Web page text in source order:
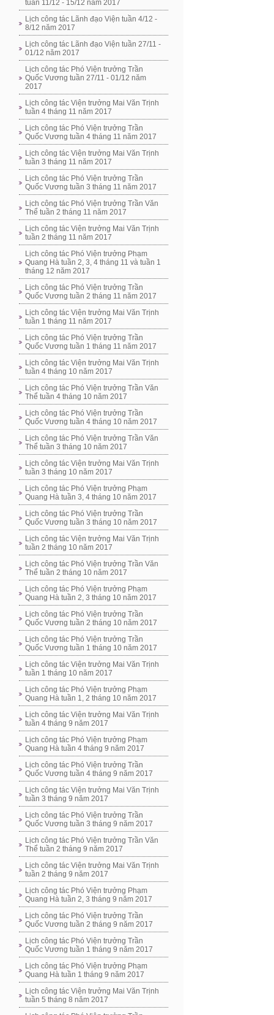
tuần 11/12 - 15/12 năm 2017
Lịch công tác Lãnh đạo Viện tuần 4/12 -
8/12 năm 2017
Lịch công tác Lãnh đạo Viện tuần 27/11 -
01/12 năm 2017
Lịch công tác Phó Viện trưởng Trần
Quốc Vương tuần 27/11 - 01/12 năm
2017
Lịch công tác Viện trưởng Mai Văn Trịnh
tuần 4 tháng 11 năm 2017
Lịch công tác Phó Viện trưởng Trần
Quốc Vương tuần 4 tháng 11 năm 2017
Lịch công tác Viện trưởng Mai Văn Trịnh
tuần 3 tháng 11 năm 2017
Lịch công tác Phó Viện trưởng Trần
Quốc Vương tuần 3 tháng 11 năm 2017
Lịch công tác Phó Viện trưởng Trần Văn
Thể tuần 2 tháng 11 năm 2017
Lịch công tác Viện trưởng Mai Văn Trịnh
tuần 2 tháng 11 năm 2017
Lịch công tác Phó Viện trưởng Phạm
Quang Hà tuần 2, 3, 4 tháng 11 và tuần 1
tháng 12 năm 2017
Lịch công tác Phó Viện trưởng Trần
Quốc Vương tuần 2 tháng 11 năm 2017
Lịch công tác Viện trưởng Mai Văn Trịnh
tuần 1 tháng 11 năm 2017
Lịch công tác Phó Viện trưởng Trần
Quốc Vương tuần 1 tháng 11 năm 2017
Lịch công tác Viện trưởng Mai Văn Trịnh
tuần 4 tháng 10 năm 2017
Lịch công tác Phó Viện trưởng Trần Văn
Thể tuần 4 tháng 10 năm 2017
Lịch công tác Phó Viện trưởng Trần
Quốc Vương tuần 4 tháng 10 năm 2017
Lịch công tác Phó Viện trưởng Trần Văn
Thể tuần 3 tháng 10 năm 2017
Lịch công tác Viện trưởng Mai Văn Trịnh
tuần 3 tháng 10 năm 2017
Lịch công tác Phó Viện trưởng Phạm
Quang Hà tuần 3, 4 tháng 10 năm 2017
Lịch công tác Phó Viện trưởng Trần
Quốc Vương tuần 3 tháng 10 năm 2017
Lịch công tác Viện trưởng Mai Văn Trịnh
tuần 2 tháng 10 năm 2017
Lịch công tác Phó Viện trưởng Trần Văn
Thể tuần 2 tháng 10 năm 2017
Lịch công tác Phó Viện trưởng Phạm
Quang Hà tuần 2, 3 tháng 10 năm 2017
Lịch công tác Phó Viện trưởng Trần
Quốc Vương tuần 2 tháng 10 năm 2017
Lịch công tác Phó Viện trưởng Trần
Quốc Vương tuần 1 tháng 10 năm 2017
Lịch công tác Viện trưởng Mai Văn Trịnh
tuần 1 tháng 10 năm 2017
Lịch công tác Phó Viện trưởng Phạm
Quang Hà tuần 1, 2 tháng 10 năm 2017
Lịch công tác Viện trưởng Mai Văn Trịnh
tuần 4 tháng 9 năm 2017
Lịch công tác Phó Viện trưởng Phạm
Quang Hà tuần 4 tháng 9 năm 2017
Lịch công tác Phó Viện trưởng Trần
Quốc Vương tuần 4 tháng 9 năm 2017
Lịch công tác Viện trưởng Mai Văn Trịnh
tuần 3 tháng 9 năm 2017
Lịch công tác Phó Viện trưởng Trần
Quốc Vương tuần 3 tháng 9 năm 2017
Lịch công tác Phó Viện trưởng Trần Văn
Thể tuần 2 tháng 9 năm 2017
Lịch công tác Viện trưởng Mai Văn Trịnh
tuần 2 tháng 9 năm 2017
Lịch công tác Phó Viện trưởng Phạm
Quang Hà tuần 2, 3 tháng 9 năm 2017
Lịch công tác Phó Viện trưởng Trần
Quốc Vương tuần 2 tháng 9 năm 2017
Lịch công tác Phó Viện trưởng Trần
Quốc Vương tuần 1 tháng 9 năm 2017
Lịch công tác Phó Viện trưởng Phạm
Quang Hà tuần 1 tháng 9 năm 2017
Lịch công tác Viện trưởng Mai Văn Trịnh
tuần 5 tháng 8 năm 2017